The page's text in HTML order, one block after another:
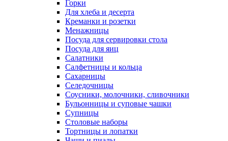
Горки
Для хлеба и десерта
Креманки и розетки
Менажницы
Посуда для сервировки стола
Посуда для яиц
Салатники
Салфетницы и кольца
Сахарницы
Селедочницы
Соусники, молочники, сливочники
Бульонницы и суповые чашки
Супницы
Столовые наборы
Тортницы и лопатки